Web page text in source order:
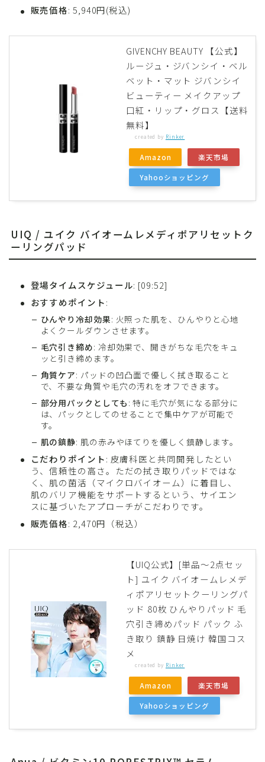
販売価格: 5,940円(税込)
GIVENCHY BEAUTY 【公式】
ルージュ・ジバンシイ・ベル
ベット・マット ジバンシイ
ビューティー メイクアップ
口紅・リップ・グロス【送料
無料】
created by Rinker
Amazon 楽天市場
Yahooショッピング
UIQ / ユイク バイオームレメディポアリセットク
ーリングパッド
登場タイムスケジュール: [09:52]
おすすめポイント:
ひんやり冷却効果: 火照った肌を、ひんやりと心地
よくクールダウンさせます。
毛穴引き締め: 冷却効果で、開きがちな毛穴をキュ
ッと引き締めます。
角質ケア: パッドの凹凸面で優しく拭き取ること
で、不要な角質や毛穴の汚れをオフできます。
部分用パックとしても : 特に毛穴が気になる部分に
は、パックとしてのせることで集中ケアが可能で
す。
肌の鎮静: 肌の赤みやほてりを優しく鎮静します。
こだわりポイント: 皮膚科医と共同開発したとい
う、信頼性の高さ。ただの拭き取りパッドではな
く、肌の菌活（マイクロバイオーム）に着目し、
肌のバリア機能をサポートするという、サイエン
スに基づいたアプローチがこだわりです。
販売価格: 2,470円（税込）
【UIQ公式】[単品～2点セッ
ト] ユイク バイオームレメデ
ィポアリセットクーリングパ
ッド 80枚 ひんやりパッド 毛
穴引き締めパッド パック ふ
き取り 鎮静 日焼け 韓国コス
メ
created by Rinker
Amazon 楽天市場
Yahooショッピング